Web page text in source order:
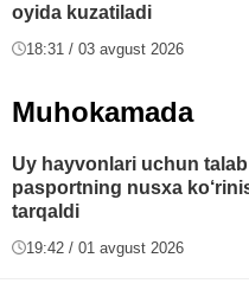
oyida kuzatiladi
18:31 / 03 avgust 2026
Muhokamada
Uy hayvonlari uchun
pasportning nusxa
tarqaldi
19:42 / 01 avgust 2026